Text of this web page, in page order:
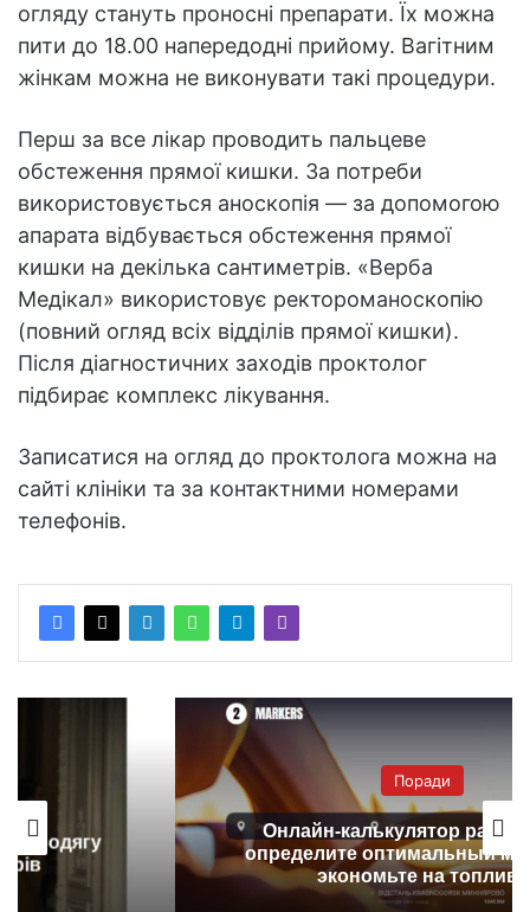
огляду стануть проносні препарати. Їх можна
пити до 18.00 напередодні прийому. Вагітним
жінкам можна не виконувати такі процедури.
Перш за все лікар проводить пальцеве
обстеження прямої кишки. За потреби
використовується аноскопія — за допомогою
апарата відбувається обстеження прямої
кишки на декілька сантиметрів. «Верба
Медікал» використовує ректороманоскопію
(повний огляд всіх відділів прямої кишки).
Після діагностичних заходів проктолог
підбирає комплекс лікування.
Записатися на огляд до проктолога можна на
сайті клініки та за контактними номерами
телефонів.
Поради
Онлайн-калькулятор расстояний:
определите оптимальный маршрут и
экономьте на топливе